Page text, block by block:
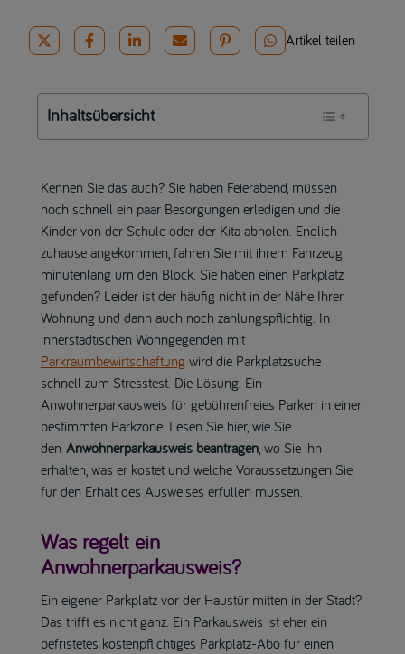
Artikel teilen
Inhaltsübersicht
Kennen Sie das auch? Sie haben Feierabend, müssen
noch schnell ein paar Besorgungen erledigen und die
Kinder von der Schule oder der Kita abholen. Endlich
zuhause angekommen, fahren Sie mit ihrem Fahrzeug
minutenlang um den Block. Sie haben einen Parkplatz
gefunden? Leider ist der häufig nicht in der Nähe Ihrer
Wohnung und dann auch noch zahlungspflichtig. In
innerstädtischen Wohngegenden mit
Parkraumbewirtschaftung wird die Parkplatzsuche
schnell zum Stresstest. Die Lösung: Ein
Anwohnerparkausweis für gebührenfreies Parken in einer
bestimmten Parkzone. Lesen Sie hier, wie Sie
den Anwohnerparkausweis beantragen, wo Sie ihn
erhalten, was er kostet und welche Voraussetzungen Sie
für den Erhalt des Ausweises erfüllen müssen.
Was regelt ein
Anwohnerparkausweis?
Ein eigener Parkplatz vor der Haustür mitten in der Stadt?
Das trifft es nicht ganz. Ein Parkausweis ist eher ein
befristetes kostenpflichtiges Parkplatz-Abo für einen